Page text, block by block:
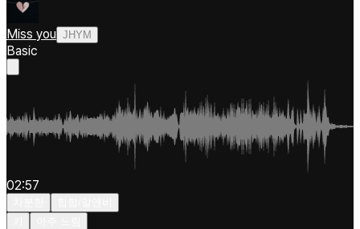
Miss you JHYM
Basic
02:57